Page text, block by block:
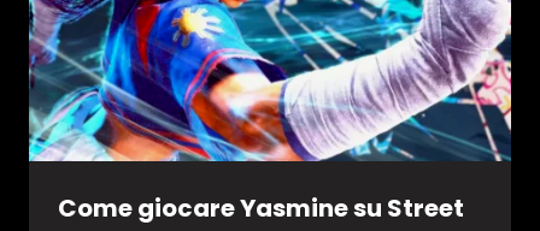
Come giocare Yasmine su Street